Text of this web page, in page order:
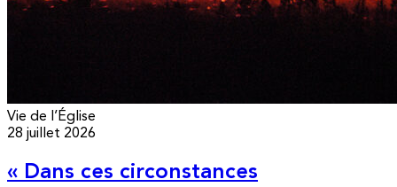
Vie de l’Église
28 juillet 2026
« Dans ces circonstances